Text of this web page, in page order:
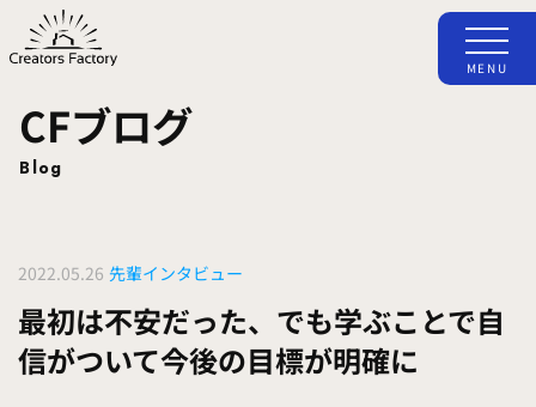
CFブログ
Blog
MENU
2022.05.26 先輩インタビュー
最初は不安だった、でも学ぶことで自
信がついて今後の目標が明確に